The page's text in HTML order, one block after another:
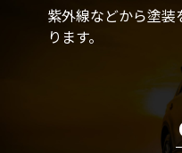
紫外線などから塗
ります。